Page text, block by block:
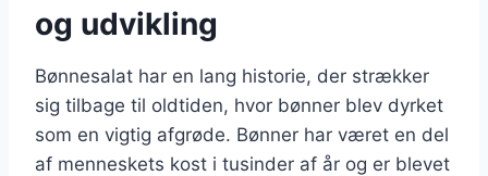
og udvikling
Bønnesalat har en lang historie, der strækker
sig tilbage til oldtiden, hvor bønner blev dyrket
som en vigtig afgrøde. Bønner har været en del
af menneskets kost i tusinder af år og er blevet